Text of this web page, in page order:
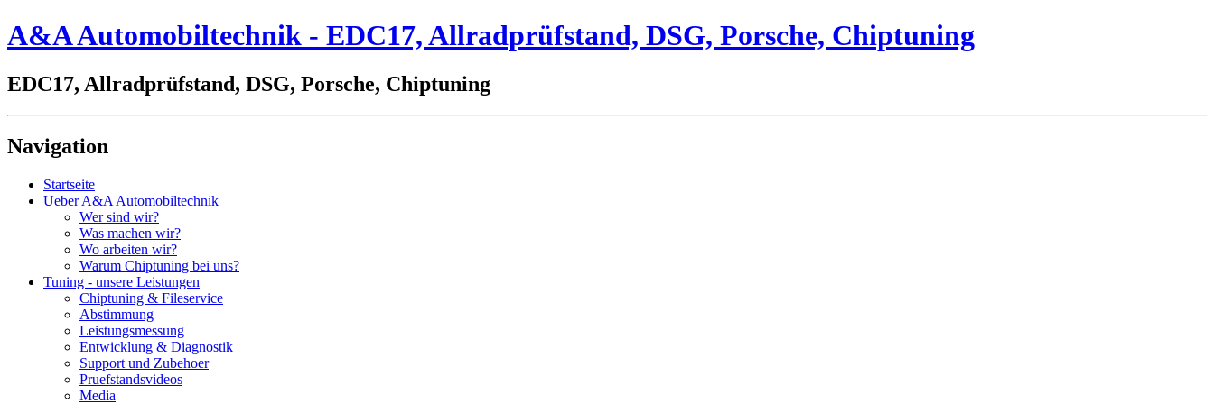
A&A Automobiltechnik - EDC17, Allradprüfstand, DSG, Porsche, Chiptuning
EDC17, Allradprüfstand, DSG, Porsche, Chiptuning
Navigation
Startseite
Ueber A&A Automobiltechnik
Wer sind wir?
Was machen wir?
Wo arbeiten wir?
Warum Chiptuning bei uns?
Tuning - unsere Leistungen
Chiptuning & Fileservice
Abstimmung
Leistungsmessung
Entwicklung & Diagnostik
Support und Zubehoer
Pruefstandsvideos
Media